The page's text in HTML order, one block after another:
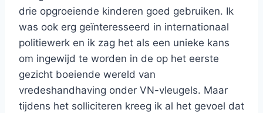
drie opgroeiende kinderen goed gebruiken. Ik
was ook erg geïnteresseerd in internationaal
politiewerk en ik zag het als een unieke kans
om ingewijd te worden in de op het eerste
gezicht boeiende wereld van
vredeshandhaving onder VN-vleugels. Maar
tijdens het solliciteren kreeg ik al het gevoel dat